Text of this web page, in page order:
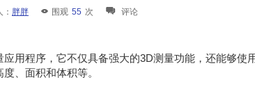
胖胖 围观 55 次 评论
用程序，它不仅具备强大的3D测量功能，还能够使
、面积和体积等。